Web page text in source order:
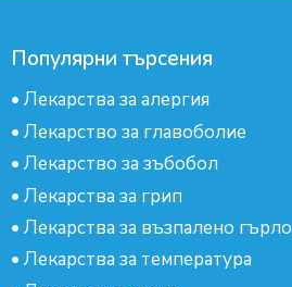
Популярни търсения
• Лекарства за алергия
• Лекарство за главоболие
• Лекарство за зъбобол
• Лекарства за грип
• Лекарства за възпалено гърло
• Лекарства за температура